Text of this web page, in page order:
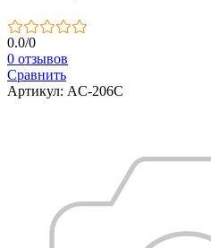
0.0/0
0 отзывов
Сравнить
Артикул: AC-206C